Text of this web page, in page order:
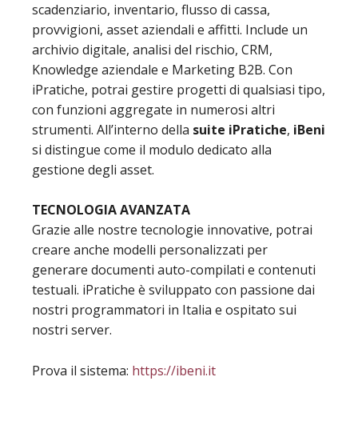
scadenziario, inventario, flusso di cassa,
provvigioni, asset aziendali e affitti. Include un
archivio digitale, analisi del rischio, CRM,
Knowledge aziendale e Marketing B2B. Con
iPratiche, potrai gestire progetti di qualsiasi tipo,
con funzioni aggregate in numerosi altri
strumenti. All’interno della suite iPratiche, iBeni
si distingue come il modulo dedicato alla
gestione degli asset.
TECNOLOGIA AVANZATA
Grazie alle nostre tecnologie innovative, potrai
creare anche modelli personalizzati per
generare documenti auto-compilati e contenuti
testuali. iPratiche è sviluppato con passione dai
nostri programmatori in Italia e ospitato sui
nostri server.
Prova il sistema: https://ibeni.it